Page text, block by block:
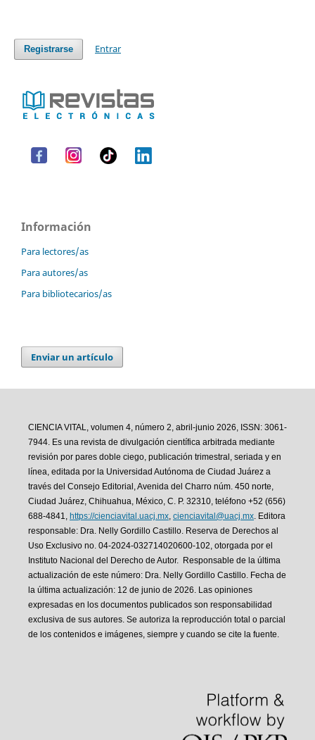
Registrarse Entrar
Información
Para lectores/as
Para autores/as
Para bibliotecarios/as
Enviar un artículo
CIENCIA VITAL, volumen 4, número 2, abril-junio 2026, ISSN: 3061-
7944. Es una revista de divulgación científica arbitrada mediante
revisión por pares doble ciego, publicación trimestral, seriada y en
línea, editada por la Universidad Autónoma de Ciudad Juárez a
través del Consejo Editorial, Avenida del Charro núm. 450 norte,
Ciudad Juárez, Chihuahua, México, C. P. 32310, teléfono +52 (656)
688-4841, https://cienciavital.uacj.mx, cienciavital@uacj.mx. Editora
responsable: Dra. Nelly Gordillo Castillo. Reserva de Derechos al
Uso Exclusivo no. 04-2024-032714020600-102, otorgada por el
Instituto Nacional del Derecho de Autor. Responsable de la última
actualización de este número: Dra. Nelly Gordillo Castillo. Fecha de
la última actualización: 12 de junio de 2026. Las opiniones
expresadas en los documentos publicados son responsabilidad
exclusiva de sus autores. Se autoriza la reproducción total o parcial
de los contenidos e imágenes, siempre y cuando se cite la fuente.